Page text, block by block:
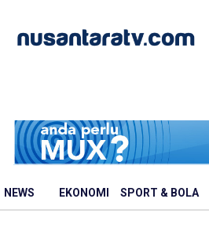
NEWS EKONOMI SPORT & BOLA